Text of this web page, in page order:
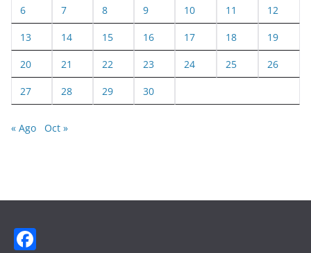
6 7 8 9 10 11 12
13 14 15 16 17 18 19
20 21 22 23 24 25 26
27 28 29 30
« Ago Oct »